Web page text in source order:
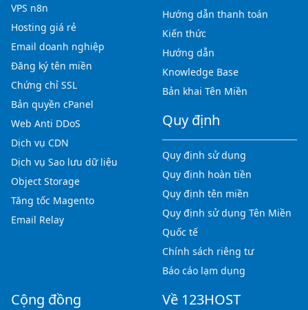
VPS n8n
Hosting giá rẻ
Email doanh nghiệp
Đăng ký tên miền
Chứng chỉ SSL
Bản quyền cPanel
Web Anti DDoS
Dịch vụ CDN
Dịch vụ Sao lưu dữ liệu
Object Storage
Tăng tốc Magento
Email Relay
Hướng dẫn thanh toán
Kiến thức
Hướng dẫn
Knowledge Base
Bản khai Tên Miền
Quy định
Quy định sử dụng
Quy định hoàn tiền
Quy định tên miền
Quy định sử dụng Tên Miền
Quốc tế
Chính sách riêng tư
Báo cáo lạm dụng
Cộng đồng Về 123HOST